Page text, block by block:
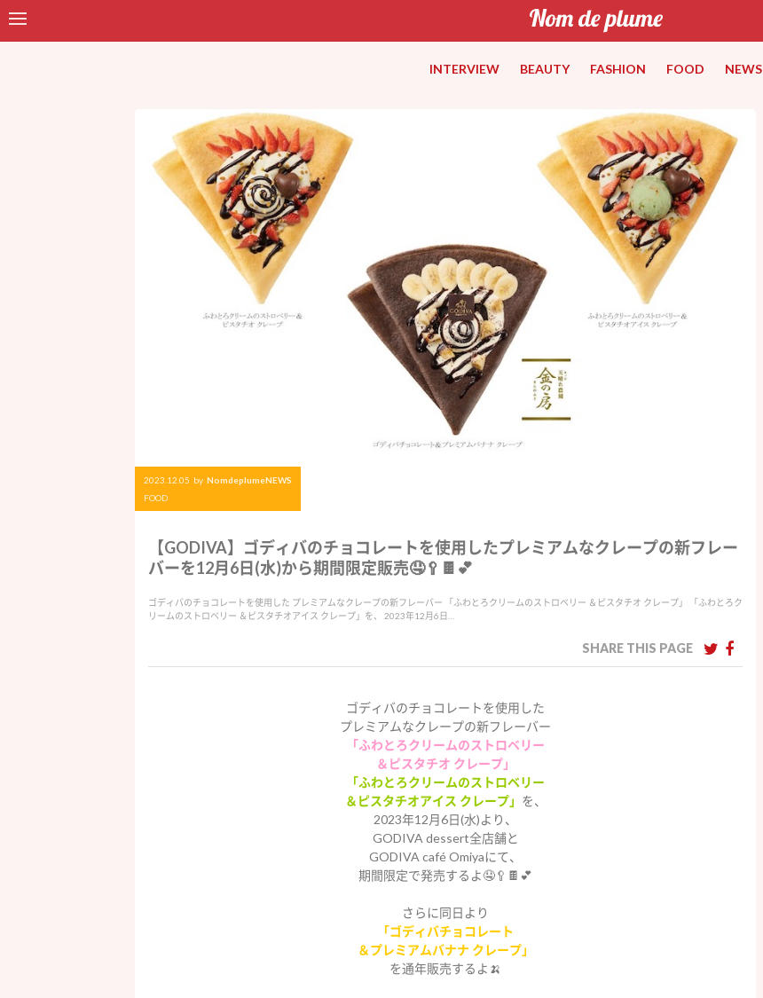
INTERVIEW BEAUTY FASHION FOOD NEWS
2023.12.05 by NomdeplumeNEWS
FOOD
【GODIVA】ゴディバのチョコレートを使用したプレミアムなクレープの新フレー
バーを12月6日(水)から期間限定販売🤤🥄🍫💕
ゴディバのチョコレートを使用した プレミアムなクレープの新フレーバー 「ふわとろクリームのストロベリー ＆ピスタチオ クレープ」 「ふわとろク
リームのストロベリー ＆ピスタチオアイス クレープ」を、 2023年12月6日…
SHARE THIS PAGE
ゴディバのチョコレートを使用した
プレミアムなクレープの新フレーバー
「ふわとろクリームのストロベリー
＆ピスタチオ クレープ」
「ふわとろクリームのストロベリー
＆ピスタチオアイス クレープ」 を、
2023年12月6日(水)より、
GODIVA dessert全店舗と
GODIVA café Omiyaにて、
期間限定で発売するよ🤤🥄🍫💕
さらに同日より
「ゴディバチョコレート
＆プレミアムバナナ クレープ」
を通年販売するよ🍌